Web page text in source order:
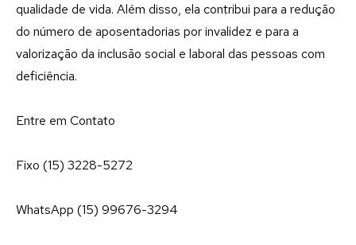
qualidade de vida. Além disso, ela contribui para a redução
do número de aposentadorias por invalidez e para a
valorização da inclusão social e laboral das pessoas com
deficiência.
Entre em Contato
Fixo (15) 3228-5272
WhatsApp (15) 99676-3294